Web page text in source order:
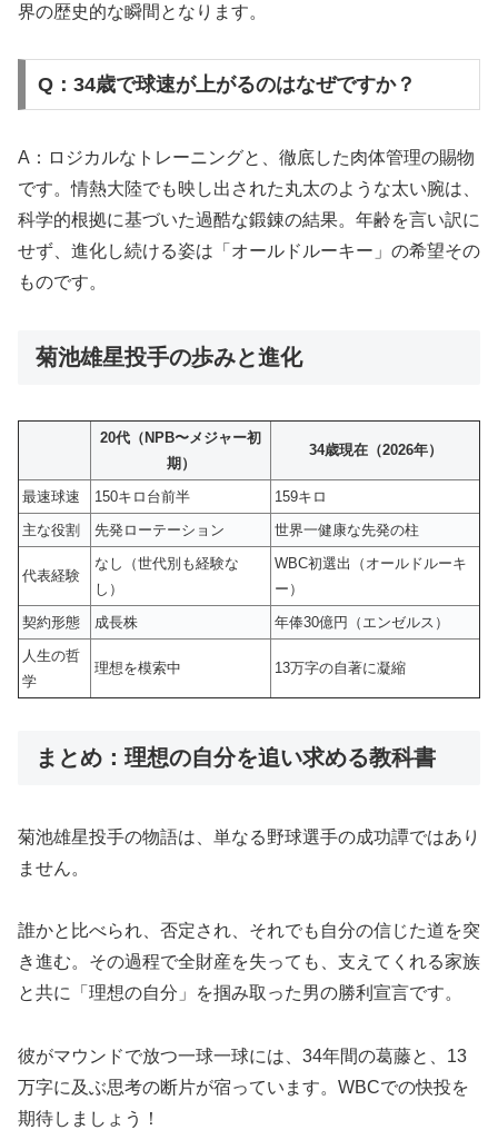
界の歴史的な瞬間となります。
Q：34歳で球速が上がるのはなぜですか？
A：ロジカルなトレーニングと、徹底した肉体管理の賜物
です。情熱大陸でも映し出された丸太のような太い腕は、
科学的根拠に基づいた過酷な鍛錬の結果。年齢を言い訳に
せず、進化し続ける姿は「オールドルーキー」の希望その
ものです。
菊池雄星投手の歩みと進化
20代（NPB〜メジャー初
期）
34歳現在（2026年）
最速球速 150キロ台前半
159キロ
主な役割
先発ローテーション 世界一健康な先発の柱
代表経験
なし（世代別も経験な
し）
WBC初選出（オールドルーキ
ー）
契約形態
成長株
年俸30億円（エンゼルス）
人生の哲
学
理想を模索中 13万字の自著に凝縮
まとめ：理想の自分を追い求める教科書
菊池雄星投手の物語は、単なる野球選手の成功譚ではあり
ません。
誰かと比べられ、否定され、それでも自分の信じた道を突
き進む。その過程で全財産を失っても、支えてくれる家族
と共に「理想の自分」を掴み取った男の勝利宣言です。
彼がマウンドで放つ一球一球には、34年間の葛藤と、13
万字に及ぶ思考の断片が宿っています。WBCでの快投を
期待しましょう！